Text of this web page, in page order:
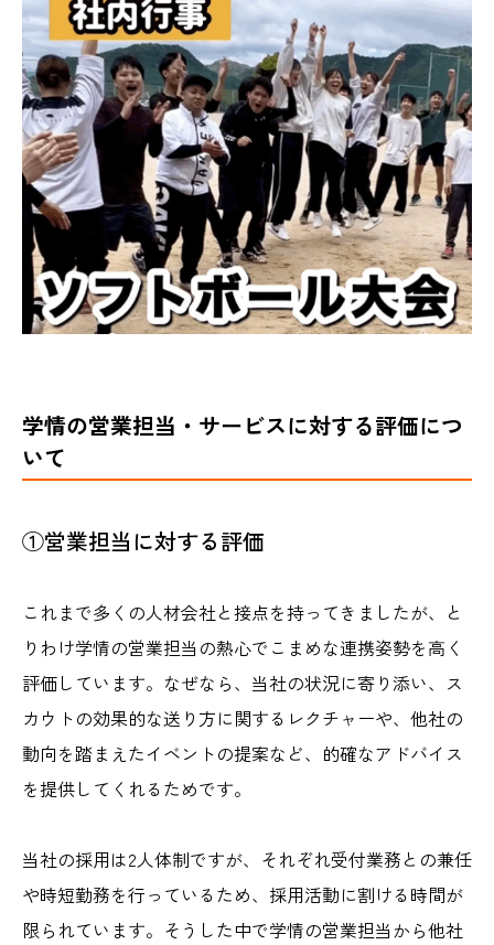
学情の営業担当・サービスに対する評価につ
いて
①営業担当に対する評価
これまで多くの人材会社と接点を持ってきましたが、と
りわけ学情の営業担当の熱心でこまめな連携姿勢を高く
評価しています。なぜなら、当社の状況に寄り添い、ス
カウトの効果的な送り方に関するレクチャーや、他社の
動向を踏まえたイベントの提案など、的確なアドバイス
を提供してくれるためです。
当社の採用は2人体制ですが、それぞれ受付業務との兼任
や時短勤務を行っているため、採用活動に割ける時間が
限られています。そうした中で学情の営業担当から他社